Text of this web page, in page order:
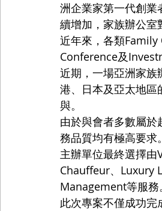
洲企業家第一代創業
續增加，家族辦公室
近年來，各類
Conference及
近期，一場亞洲家族
港、日本及亞太地區
與。
由於與會者多數屬
務品質均有極高要求。
主辦單位最終選擇
Chauffeur、Luxury
Management等服務。
此次專案不僅成功